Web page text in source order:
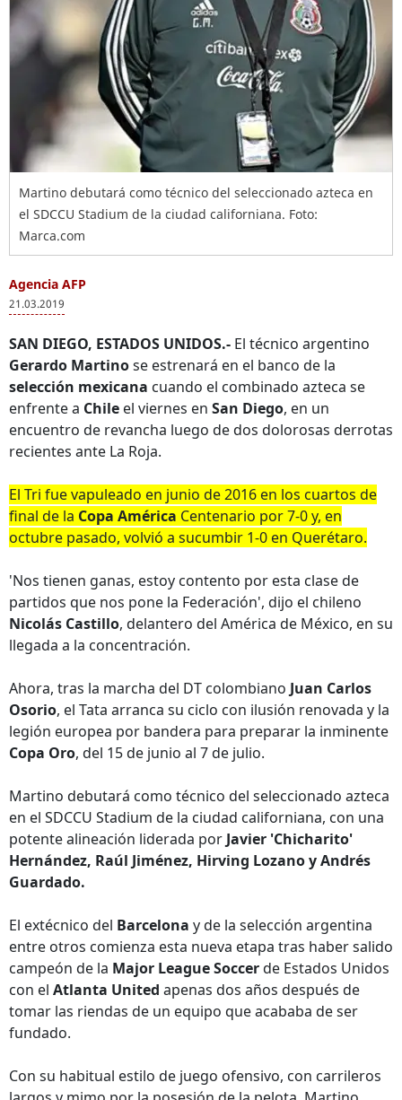
Martino debutará como técnico del seleccionado azteca en
el SDCCU Stadium de la ciudad californiana. Foto:
Marca.com
Agencia AFP
21.03.2019
SAN DIEGO, ESTADOS UNIDOS.- El técnico argentino
Gerardo Martinose estrenará en el banco de la
selección mexicana cuando el combinado azteca se
enfrente a Chile el viernes en San Diego, en un
encuentro de revancha luego de dos dolorosas derrotas
recientes ante La Roja.
El Tri fue vapuleado en junio de 2016 en los cuartos de
final de la Copa América Centenario por 7-0 y, en
octubre pasado, volvió a sucumbir 1-0 en Querétaro.
'Nos tienen ganas, estoy contento por esta clase de
partidos que nos pone la Federación', dijo el chileno
Nicolás Castillo, delantero del América de México, en su
llegada a la concentración.
Ahora, tras la marcha del DT colombiano Juan Carlos
Osorio, el Tata arranca su ciclo con ilusión renovada y la
legión europea por bandera para preparar la inminente
Copa Oro, del 15 de junio al 7 de julio.
Martino debutará como técnico del seleccionado azteca
en el SDCCU Stadium de la ciudad californiana, con una
potente alineación liderada por Javier 'Chicharito'
Hernández, Raúl Jiménez, Hirving Lozano y Andrés
Guardado.
El extécnico del Barcelona y de la selección argentina
entre otros comienza esta nueva etapa tras haber salido
campeón de la Major League Soccerde Estados Unidos
con el Atlanta United apenas dos años después de
tomar las riendas de un equipo que acababa de ser
fundado.
Con su habitual estilo de juego ofensivo, con carrileros